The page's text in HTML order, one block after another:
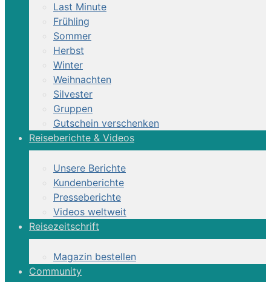
Last Minute
Frühling
Sommer
Herbst
Winter
Weihnachten
Silvester
Gruppen
Gutschein verschenken
Reiseberichte & Videos
Unsere Berichte
Kundenberichte
Presseberichte
Videos weltweit
Reisezeitschrift
Magazin bestellen
Community